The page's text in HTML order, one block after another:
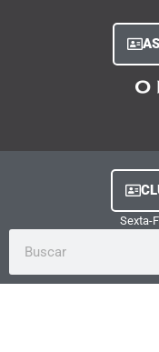
Sexta-